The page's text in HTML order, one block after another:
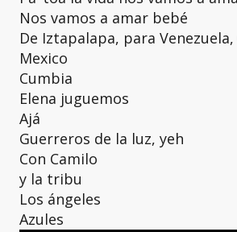
Nos vamos a amar bebé
De Iztapalapa, para
Mexico
Cumbia
Elena juguemos
Ajá
Guerreros de la luz, yeh
Con Camilo
y la tribu
Los ángeles
Azules